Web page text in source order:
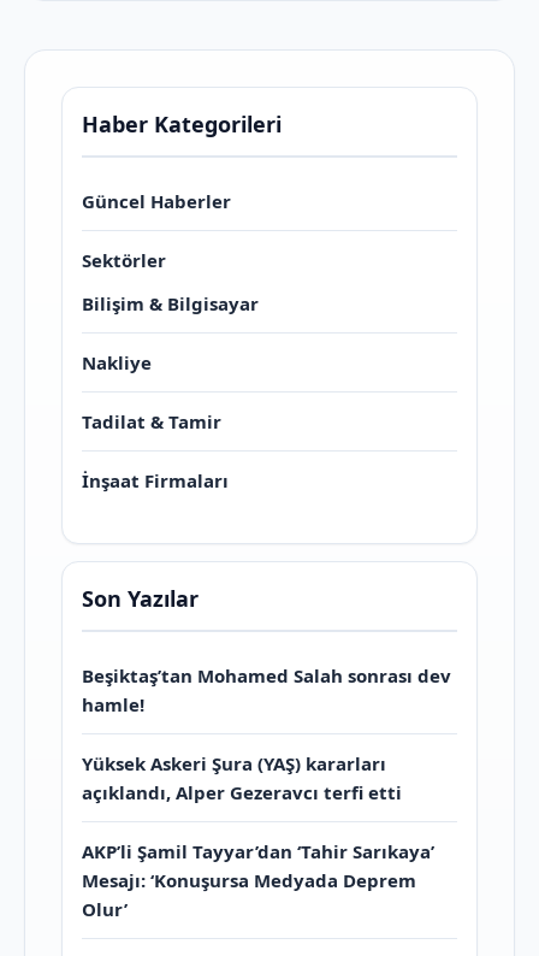
Haber Kategorileri
Güncel Haberler
Sektörler
Bilişim & Bilgisayar
Nakliye
Tadilat & Tamir
İnşaat Firmaları
Son Yazılar
Beşiktaş’tan Mohamed Salah sonrası dev
hamle!
Yüksek Askeri Şura (YAŞ) kararları
açıklandı, Alper Gezeravcı terfi etti
AKP’li Şamil Tayyar’dan ‘Tahir Sarıkaya’
Mesajı: ‘Konuşursa Medyada Deprem
Olur’